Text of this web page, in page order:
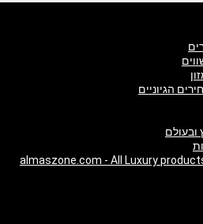
almaszone.com - All Luxury